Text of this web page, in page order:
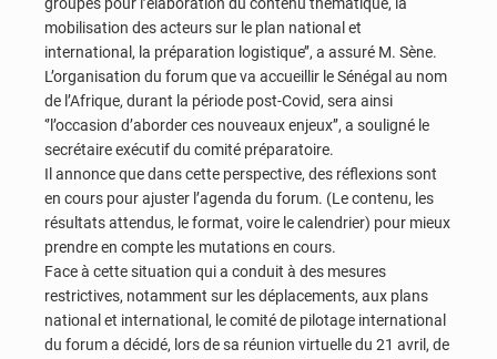
groupes pour l’élaboration du contenu thématique, la
mobilisation des acteurs sur le plan national et
international, la préparation logistique’’, a assuré M. Sène.
L’organisation du forum que va accueillir le Sénégal au nom
de l’Afrique, durant la période post-Covid, sera ainsi
‘’l’occasion d’aborder ces nouveaux enjeux’’, a souligné le
secrétaire exécutif du comité préparatoire.
Il annonce que dans cette perspective, des réflexions sont
en cours pour ajuster l’agenda du forum. (Le contenu, les
résultats attendus, le format, voire le calendrier) pour mieux
prendre en compte les mutations en cours.
Face à cette situation qui a conduit à des mesures
restrictives, notamment sur les déplacements, aux plans
national et international, le comité de pilotage international
du forum a décidé, lors de sa réunion virtuelle du 21 avril, de